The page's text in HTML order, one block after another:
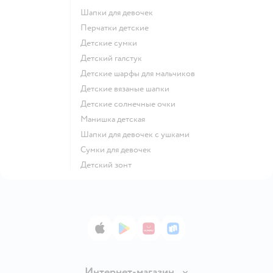
Шапки для девочек
Перчатки детские
Детские сумки
Детский галстук
Детские шарфы для мальчиков
Детские вязаные шапки
Детские солнечные очки
Манишка детская
Шапки для девочек с ушками
Сумки для девочек
Детский зонт
App StoreGoogle Play
AppGallery
RuStore